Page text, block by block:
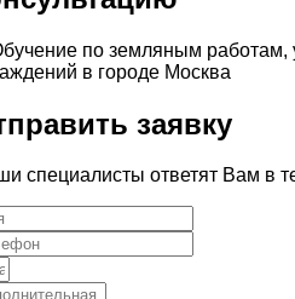
заявку
специалисты ответят Вам в